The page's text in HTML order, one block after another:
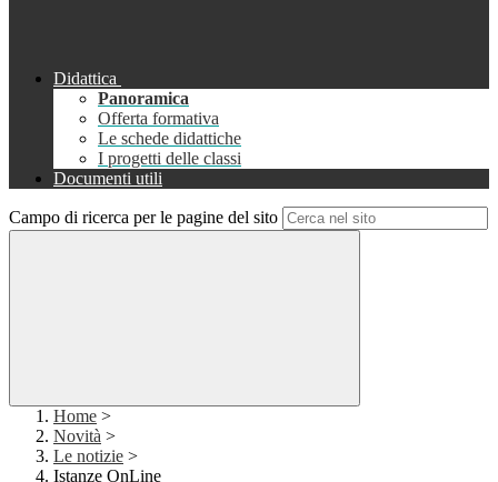
Didattica
Panoramica
Offerta formativa
Le schede didattiche
I progetti delle classi
Documenti utili
Campo di ricerca per le pagine del sito
Home >
Novità >
Le notizie >
Istanze OnLine